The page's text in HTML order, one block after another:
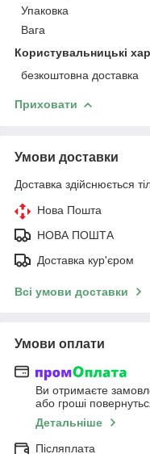
Упаковка
Вага
Користувальницькі
безкоштовна доставка
Приховати
Умови доставки
Доставка здійснюється
Нова Пошта
НОВА ПОШТА
Доставка кур'єром
Всі умови доставки
Умови оплати
Ви отримаєте
або гроші
Детальніше
Післяплата